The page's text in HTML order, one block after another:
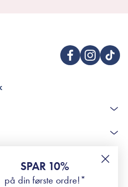
og svar
SPAR 10%
på din første ordre!*